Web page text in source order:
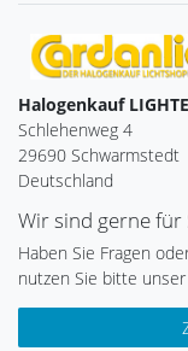
Halogenkauf
Schlehenweg 4
29690 Schwarmstedt
Deutschland
Wir sind gerne für
Haben Sie Fragen
nutzen Sie bitte